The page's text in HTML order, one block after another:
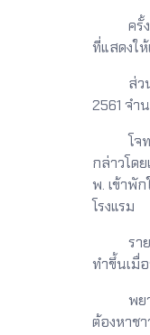
ครั้งที่ห
ที่แสดงใ
ส่วนครั้
2561 จำ
โจทก์มี
กล่าวโด
พ. เข้าพั
โรงแรม
รายกา
ทำขึ้นเมื่
พยานห
ต้องหาช